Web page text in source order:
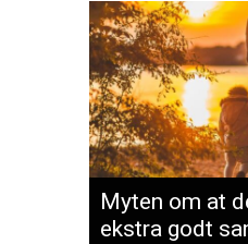
Myten om at
ekstra godt